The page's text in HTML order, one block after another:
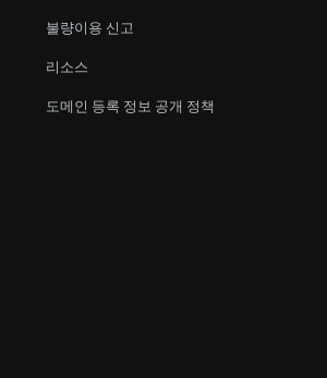
불량이용 신고
리소스
도메인 등록 정보 공개 정책